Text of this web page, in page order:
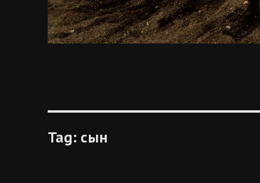
Tag: сын